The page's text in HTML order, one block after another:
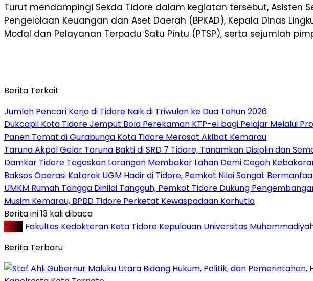
Turut mendampingi Sekda Tidore dalam kegiatan tersebut, Asisten
Pengelolaan Keuangan dan Aset Daerah (BPKAD), Kepala Dinas
Modal dan Pelayanan Terpadu Satu Pintu (PTSP), serta sejumlah
Berita Terkait
Jumlah Pencari Kerja di Tidore Naik di Triwulan ke Dua Tahun 2026
Dukcapil Kota Tidore Jemput Bola Perekaman KTP-el bagi Pelajar Melalui
Panen Tomat di Gurabunga Kota Tidore Merosot Akibat Kemarau
Taruna Akpol Gelar Taruna Bakti di SRD 7 Tidore, Tanamkan Disiplin dan
Damkar Tidore Tegaskan Larangan Membakar Lahan Demi Cegah
Baksos Operasi Katarak UGM Hadir di Tidore, Pemkot Nilai Sangat
UMKM Rumah Tangga Dinilai Tangguh, Pemkot Tidore Dukung
Musim Kemarau, BPBD Tidore Perketat Kewaspadaan Karhutla
Berita ini 13 kali dibaca
Tag : Fakultas Kedokteran Kota Tidore Kepulauan Universitas
Berita Terbaru